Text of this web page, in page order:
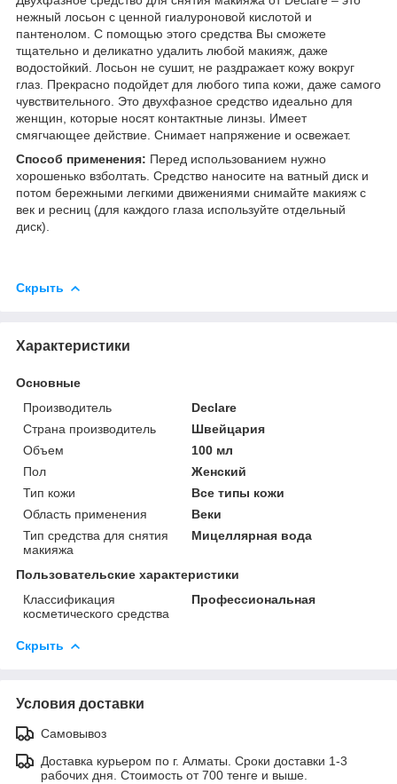
нежный лосьон с ценной гиалуроновой кислотой и
пантенолом. С помощью этого средства Вы сможете
тщательно и деликатно удалить любой макияж, даже
водостойкий. Лосьон не сушит, не раздражает кожу вокруг
глаз. Прекрасно подойдет для любого типа кожи, даже самого
чувствительного. Это двухфазное средство идеально для
женщин, которые носят контактные линзы. Имеет
смягчающее действие. Снимает напряжение и освежает.
Способ применения: Перед использованием нужно
хорошенько взболтать. Средство наносите на ватный диск и
потом бережными легкими движениями снимайте макияж с
век и ресниц (для каждого глаза используйте отдельный
диск).
Скрыть
Характеристики
Основные
Производитель
Declare
Страна производитель
Швейцария
Объем
100 мл
Пол
Женский
Тип кожи
Все типы кожи
Область применения
Веки
Тип средства для снятия
макияжа
Мицеллярная вода
Пользовательские характеристики
Классификация
косметического средства
Профессиональная
Скрыть
Условия доставки
Самовывоз
Доставка курьером по г. Алматы. Сроки доставки 1-3
рабочих дня. Стоимость от 700 тенге и выше.